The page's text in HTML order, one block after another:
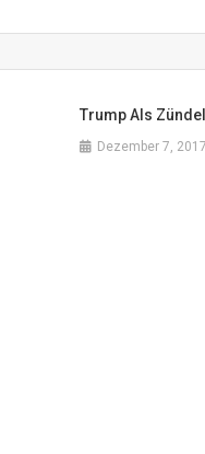
Trump Als
Dezember 7, 2017